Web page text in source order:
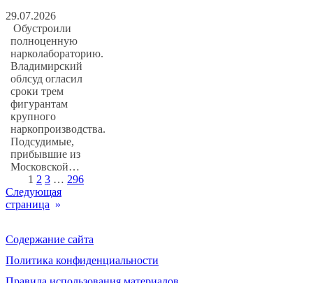
29.07.2026
Обустроили
полноценную
нарколабораторию.
Владимирский
облсуд огласил
сроки трем
фигурантам
крупного
наркопроизводства.
Подсудимые,
прибывшие из
Московской…
1 2 3 … 296
Следующая
страница »
Содержание сайта
Политика конфиденциальности